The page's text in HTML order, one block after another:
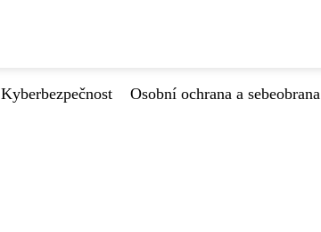
Kyberbezpečnost Osobní ochrana a sebeobrana